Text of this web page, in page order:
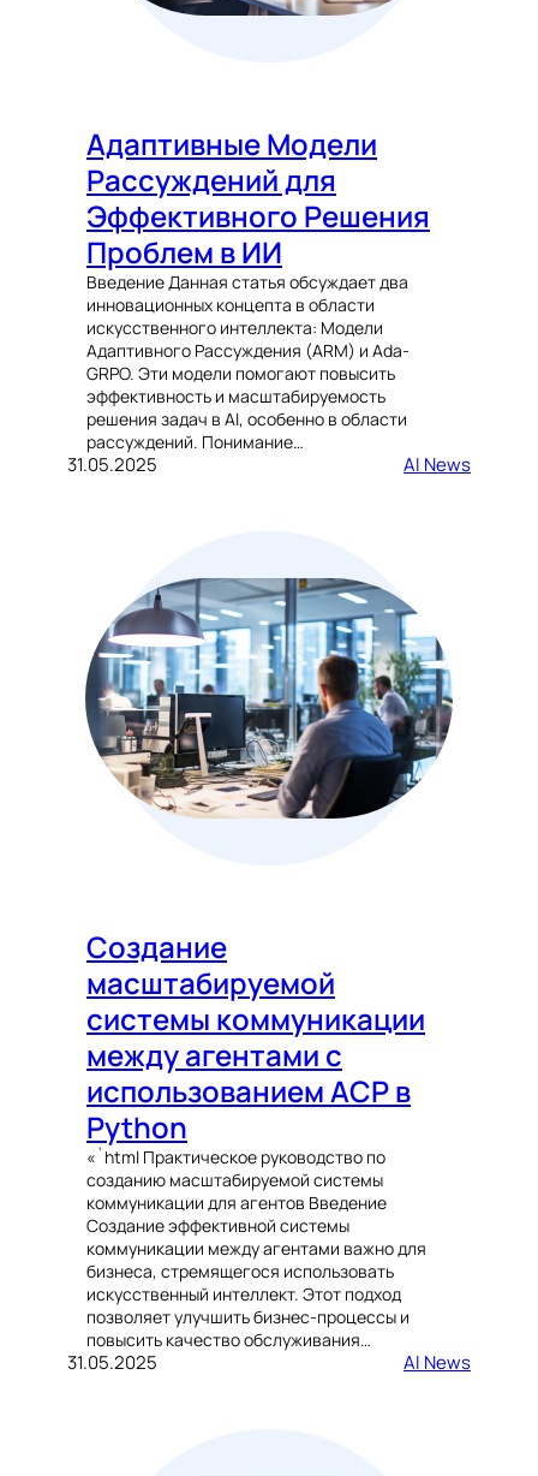
Адаптивные Модели
Рассуждений для
Эффективного Решения
Проблем в ИИ
Введение Данная статья обсуждает два
инновационных концепта в области
искусственного интеллекта: Модели
Адаптивного Рассуждения (ARM) и Ada-
GRPO. Эти модели помогают повысить
эффективность и масштабируемость
решения задач в AI, особенно в области
рассуждений. Понимание…
31.05.2025 AI News
Создание
масштабируемой
системы коммуникации
между агентами с
использованием ACP в
Python
«`html Практическое руководство по
созданию масштабируемой системы
коммуникации для агентов Введение
Создание эффективной системы
коммуникации между агентами важно для
бизнеса, стремящегося использовать
искусственный интеллект. Этот подход
позволяет улучшить бизнес-процессы и
повысить качество обслуживания…
31.05.2025 AI News